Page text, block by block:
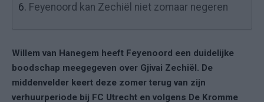
6. Feyenoord kan Zechiël niet zomaar negeren
Willem van Hanegem heeft Feyenoord een duidelijke
boodschap meegegeven over Gjivai Zechiël. De
middenvelder keert deze zomer terug van zijn
verhuurperiode bij FC Utrecht en volgens De Kromme